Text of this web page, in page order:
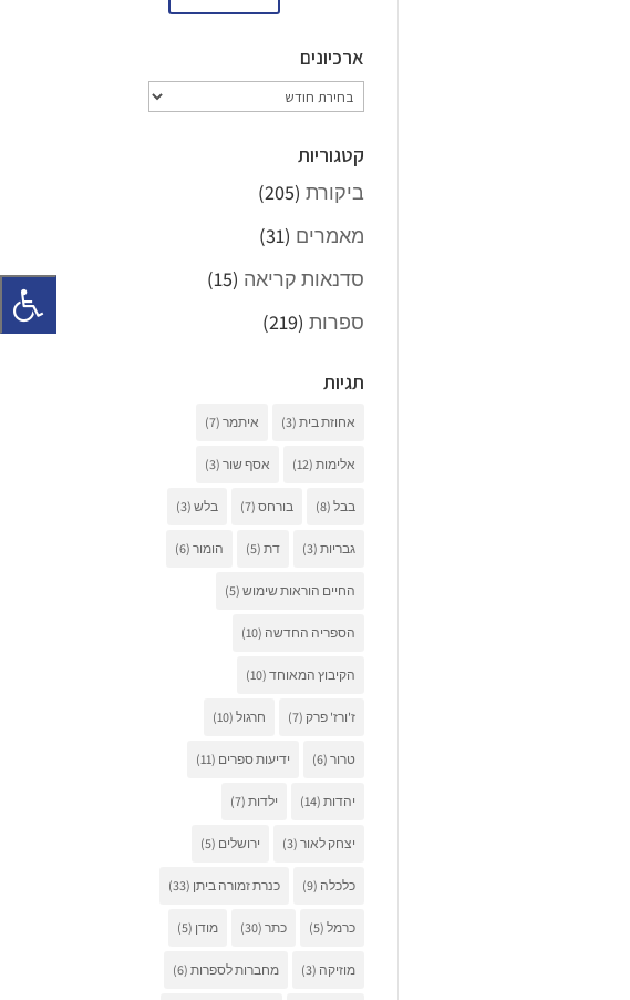
ארכיונים
ארכיונים
קטגוריות
ביקורת (205)
מאמרים (31)
סדנאות קריאה (15)
ספרות (219)
תגיות
אחוזת בית (3) איתמר (7)
אלימות (12) אסף שור (3)
בבל (8) בורחס (7) בלש (3)
גבריות (3) דת (5) הומור (6)
החיים הוראות שימוש (5)
הספריה החדשה (10)
הקיבוץ המאוחד (10)
ז'ורז' פרק (7) חרגול (10)
טרור (6) ידיעות ספרים (11)
יהדות (14) ילדות (7)
יצחק לאור (3) ירושלים (5)
כלכלה (9) כנרת זמורה ביתן (33)
כרמל (5) כתר (30) מודן (5)
מוזיקה (3) מחברות לספרות (6)